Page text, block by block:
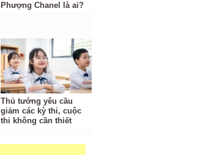
Phượng Chanel là ai?
Thủ tướng yêu cầu
giảm các kỳ thi, cuộc
thi không cần thiết